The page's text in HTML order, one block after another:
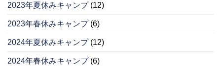
2023年夏休みキャンプ(12)
2023年春休みキャンプ(6)
2024年夏休みキャンプ(12)
2024年春休みキャンプ(6)